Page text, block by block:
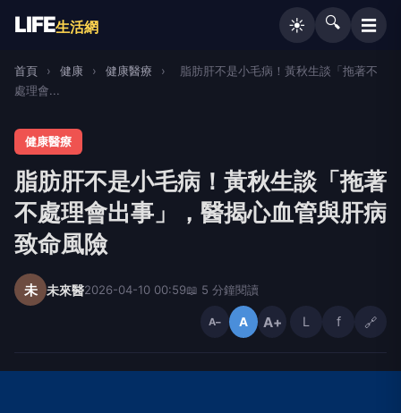
LIFE生活網 ☀️ 🔍 ☰
首頁 › 健康 › 健康醫療 ›
脂肪肝不是小毛病！黃秋生談「拖著不
處理會...
健康醫療
脂肪肝不是小毛病！黃秋生談「拖著
不處理會出事」，醫揭心血管與肝病
致命風險
未 未來醫2026-04-10 00:59📖 5 分鐘閱讀
A− A A+ L f 🔗